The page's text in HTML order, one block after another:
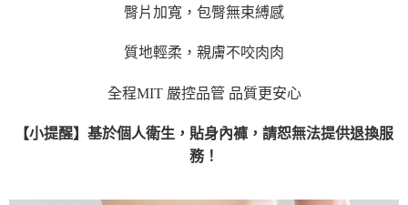
臀片加寬，包臀無束縛感
質地輕柔，親膚不咬肉肉
全程MIT 嚴控品管 品質更安心
【小提醒】基於個人衛生，貼身內褲，請恕無法提供退換服
務！